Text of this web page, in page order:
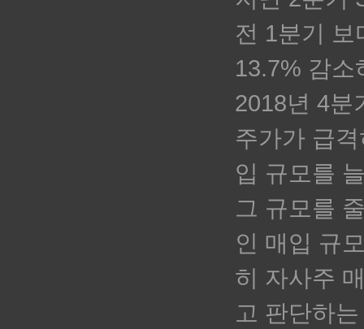
전 1분기 보
13.7% 감소
2018년 4분
주가가 급
입 규모를
그 규모를
인 매입 규
히 자사주
고 판단하